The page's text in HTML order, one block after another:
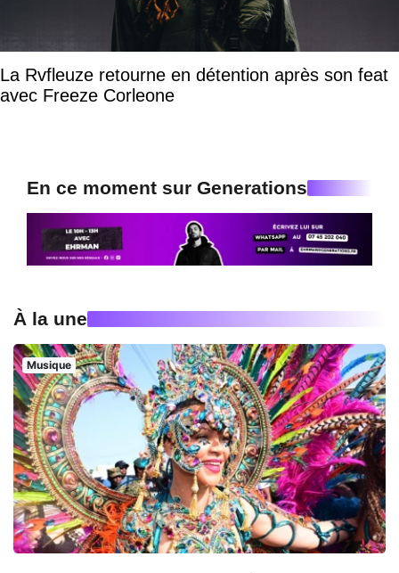
La Rvfleuze retourne en détention après son feat
avec Freeze Corleone
En ce moment sur Generations
À la une
Musique